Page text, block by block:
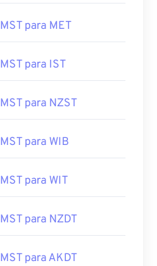
MST para MET
MST para IST
MST para NZST
MST para WIB
MST para WIT
MST para NZDT
MST para AKDT